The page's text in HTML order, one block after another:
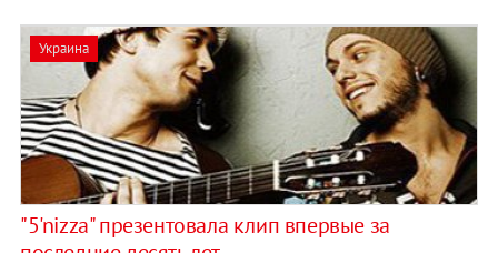
Украина
"5'nizza" презентовала клип впервые за